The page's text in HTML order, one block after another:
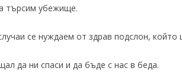
търсим убежище.
се нуждаем от здрав подслон,
да ни спаси и да бъде с нас в беда.